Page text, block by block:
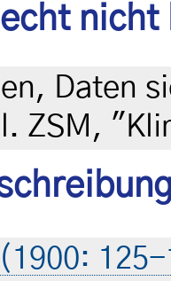
nicht
Daten
ZSM,